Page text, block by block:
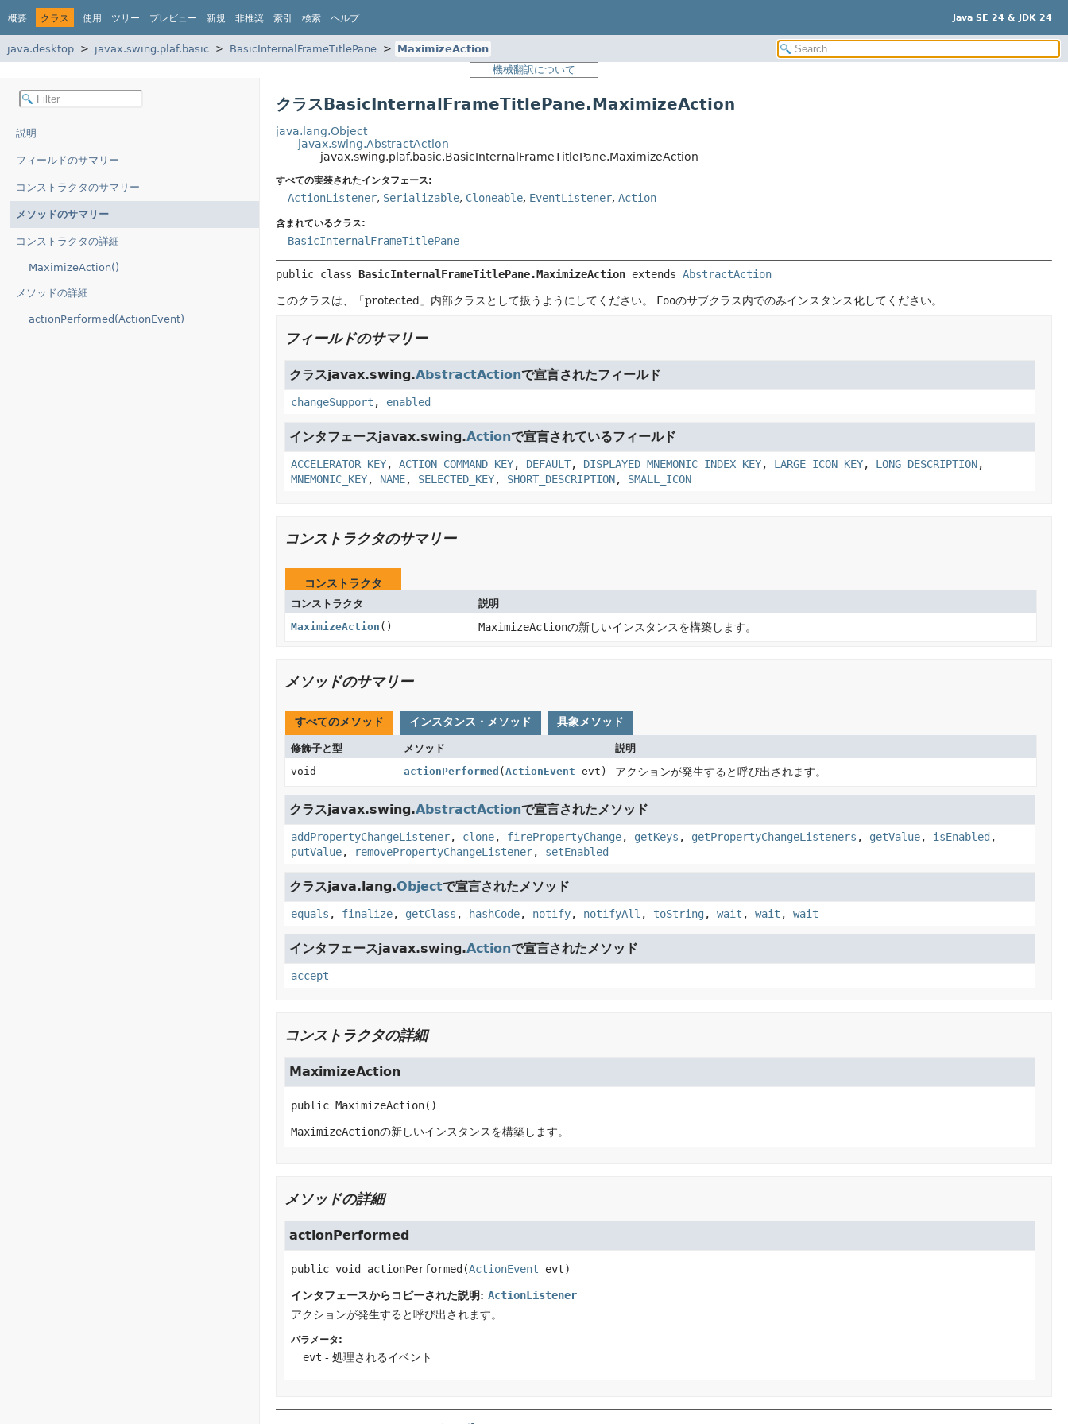
概要 クラス 使用 ツリー プレビュー 新規 非推奨 索引 検索 ヘルプ Java SE 24 & JDK 24
java.desktop javax.swing.plaf.basic BasicInternalFrameTitlePane
MaximizeAction
機械翻訳について
説明
フィールドのサマリー
コンストラクタのサマリー
メソッドのサマリー
コンストラクタの詳細
MaximizeAction()
メソッドの詳細
actionPerformed(ActionEvent)
クラスBasicInternalFrameTitlePane.MaximizeAction
java.lang.Object
javax.swing.AbstractAction
javax.swing.plaf.basic.BasicInternalFrameTitlePane.MaximizeAction
すべての実装されたインタフェース:
ActionListener, Serializable, Cloneable, EventListener, Action
含まれているクラス:
BasicInternalFrameTitlePane
public class BasicInternalFrameTitlePane.MaximizeAction extends AbstractAction
このクラスは、「protected」内部クラスとして扱うようにしてください。 Fooのサブクラス内でのみインスタンス化してください。
フィールドのサマリー
クラスjavax.swing.AbstractActionで宣言されたフィールド
changeSupport , enabled
インタフェースjavax.swing.Actionで宣言されているフィールド
ACCELERATOR_KEY, ACTION_COMMAND_KEY, DEFAULT, DISPLAYED_MNEMONIC_INDEX_KEY, LARGE_ICON_KEY, LONG_DESCRIPTION,
MNEMONIC_KEY, NAME, SELECTED_KEY, SHORT_DESCRIPTION, SMALL_ICON
コンストラクタのサマリー
コンストラクタ
コンストラクタ
説明
MaximizeAction () MaximizeActionの新しいインスタンスを構築します。
メソッドのサマリー
すべてのメソッド インスタンス・メソッド 具象メソッド
修飾子と型 メソッド
説明
void
actionPerformed ( ActionEvent evt) アクションが発生すると呼び出されます。
クラスjavax.swing.AbstractActionで宣言されたメソッド
addPropertyChangeListener, clone, firePropertyChange, getKeys , getPropertyChangeListeners , getValue, isEnabled ,
putValue, removePropertyChangeListener, setEnabled
クラスjava.lang.Objectで宣言されたメソッド
equals , finalize, getClass , hashCode, notify, notifyAll , toString, wait , wait , wait
インタフェースjavax.swing.Actionで宣言されたメソッド
accept
コンストラクタの詳細
MaximizeAction
public MaximizeAction()
MaximizeActionの新しいインスタンスを構築します。
メソッドの詳細
actionPerformed
public void actionPerformed (ActionEvent evt)
インタフェースからコピーされた説明: ActionListener
アクションが発生すると呼び出されます。
パラメータ:
evt - 処理されるイベント